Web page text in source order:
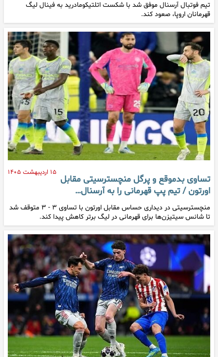
تیم فوتبال آرسنال موفق شد با شکست اتلتیکومادرید به فینال لیگ
قهرمانان اروپا، صعود کند.
۱۵ اردیبهشت ۱۴۰۵
تساوی بدموقع و پرگل منچسترسیتی مقابل
اورتون / تیم پپ قهرمانی را به آرسنال…
منچسترسیتی در دیداری حساس مقابل اورتون با تساوی ۳ - ۳ متوقف شد
تا شانس سیتیزن‌ها برای قهرمانی در لیگ برتر کاهش پیدا کند.